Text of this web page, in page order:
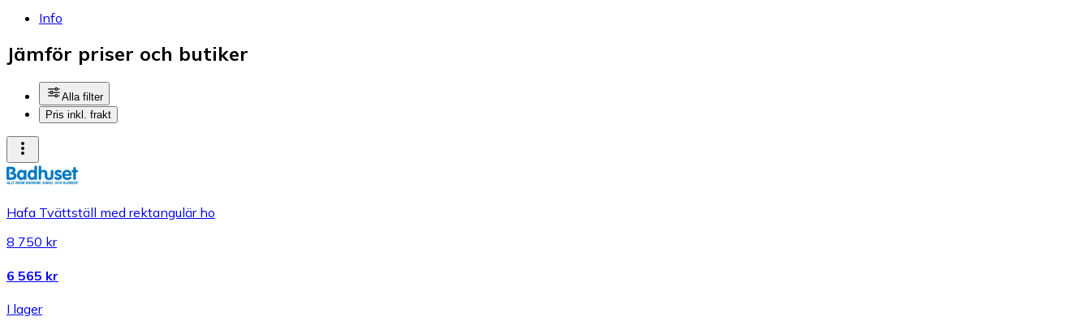
Info
Jämför priser och butiker
Alla filter
Pris inkl. frakt
Hafa Tvättställ med rektangulär ho
8 750 kr
6 565 kr
I lager